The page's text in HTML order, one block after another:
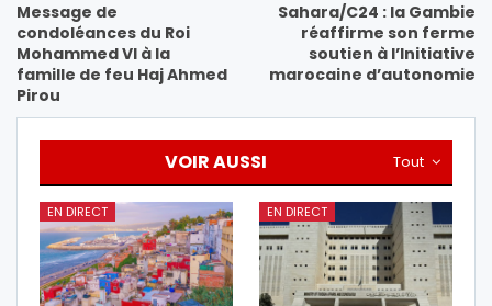
Message de
condoléances du Roi
Mohammed VI à la
famille de feu Haj Ahmed
Pirou
Sahara/C24 : la Gambie
réaffirme son ferme
soutien à l’Initiative
marocaine d’autonomie
Tout
VOIR AUSSI
EN DIRECT EN DIRECT